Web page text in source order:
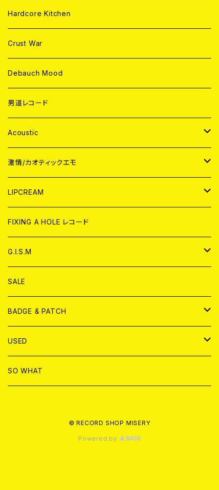
Hardcore Kitchen
Crust War
Debauch Mood
男道レコード
Acoustic
JAPAN
CD
ANALOG
WORLD
CD
ANALOG
激情/カオティックエモ
JAPAN
CD
ANALOG
WORLD
CD
ANALOG
LIPCREAM
CD
アナログ
DVD
T-shirt & WEAR
FIXING A HOLE レコード
G.I.S.M
CD
ANALOG
T-SHIRT & WEAR
DVD
SALE
BADGE & PATCH
BADGE
PATCH
USED
書籍
SO WHAT
© RECORD SHOP MISERY
Powered by